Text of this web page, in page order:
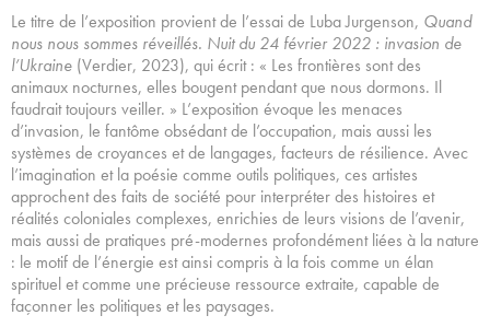
Le titre de l’exposition provient de l’essai de Luba Jurgenson, Quand
nous nous sommes réveillés. Nuit du 24 février 2022 : invasion de
l’Ukraine (Verdier, 2023), qui écrit : « Les frontières sont des
animaux nocturnes, elles bougent pendant que nous dormons. Il
faudrait toujours veiller. » L’exposition évoque les menaces
d’invasion, le fantôme obsédant de l’occupation, mais aussi les
systèmes de croyances et de langages, facteurs de résilience. Avec
l’imagination et la poésie comme outils politiques, ces artistes
approchent des faits de société pour interpréter des histoires et
réalités coloniales complexes, enrichies de leurs visions de l’avenir,
mais aussi de pratiques pré-modernes profondément liées à la nature
: le motif de l’énergie est ainsi compris à la fois comme un élan
spirituel et comme une précieuse ressource extraite, capable de
façonner les politiques et les paysages.